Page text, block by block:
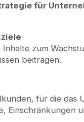
für
zum
beitragen.
für die das
Einschränkungen